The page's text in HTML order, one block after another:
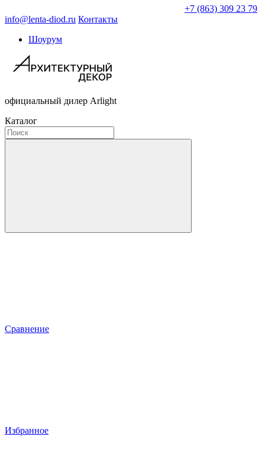
+7 (863) 309 23 79
info@lenta-diod.ru Контакты
Шоурум
официальный дилер Arlight
Каталог
Сравнение
Избранное